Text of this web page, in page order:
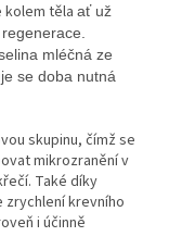
těla ať už
mléčná ze
se doba nutná
skupinu, čímž se
mikrozranění v
Také díky
zrychlení krevního
i účinně